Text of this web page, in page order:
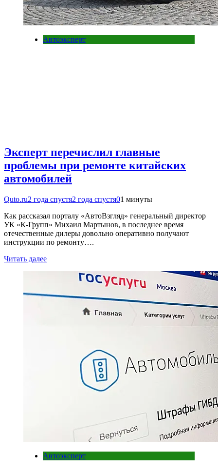
Автоэксперт
Эксперт перечислил главные
проблемы при ремонте китайских
автомобилей
Quto.ru2 года спустя2 года спустя01 минуты
Как рассказал порталу «АвтоВзгляд» генеральный директор
УК «К-Групп» Михаил Мартынов, в последнее время
отечественные дилеры довольно оперативно получают
инструкции по ремонту….
Читать далее
Автоэксперт